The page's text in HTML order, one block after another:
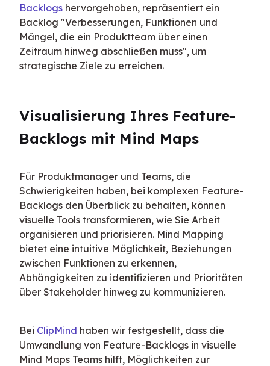
Backlogs hervorgehoben, repräsentiert ein
Backlog "Verbesserungen, Funktionen und
Mängel, die ein Produktteam über einen
Zeitraum hinweg abschließen muss", um
strategische Ziele zu erreichen.
Visualisierung Ihres Feature-
Backlogs mit Mind Maps
Für Produktmanager und Teams, die
Schwierigkeiten haben, bei komplexen Feature-
Backlogs den Überblick zu behalten, können
visuelle Tools transformieren, wie Sie Arbeit
organisieren und priorisieren. Mind Mapping
bietet eine intuitive Möglichkeit, Beziehungen
zwischen Funktionen zu erkennen,
Abhängigkeiten zu identifizieren und Prioritäten
über Stakeholder hinweg zu kommunizieren.
Bei ClipMind haben wir festgestellt, dass die
Umwandlung von Feature-Backlogs in visuelle
Mind Maps Teams hilft, Möglichkeiten zur